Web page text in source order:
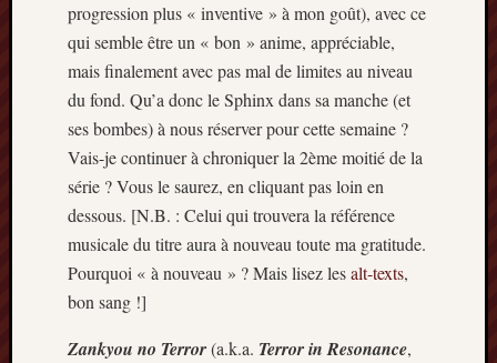
progression plus « inventive » à mon goût), avec ce
qui semble être un « bon » anime, appréciable,
mais finalement avec pas mal de limites au niveau
du fond. Qu’a donc le Sphinx dans sa manche (et
ses bombes) à nous réserver pour cette semaine ?
Vais-je continuer à chroniquer la 2ème moitié de la
série ? Vous le saurez, en cliquant pas loin en
dessous. [N.B. : Celui qui trouvera la référence
musicale du titre aura à nouveau toute ma gratitude.
Pourquoi « à nouveau » ? Mais lisez lesalt-texts,
bon sang !]
Zankyou no Terror(a.k.a. Terror in Resonance,